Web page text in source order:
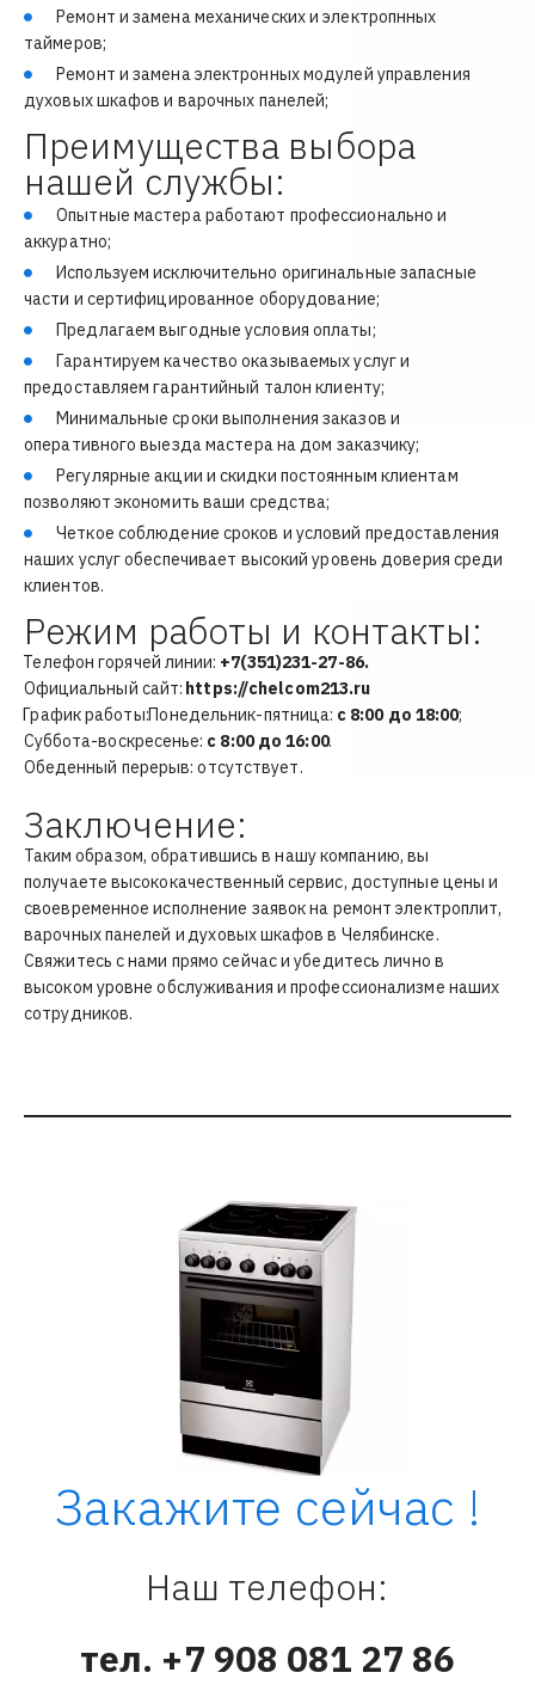
Ремонт и замена механических и электропнных
таймеров;
Ремонт и замена электронных модулей управления
духовых шкафов и варочных панелей;
Преимущества выбора
нашей службы:
Опытные мастера работают профессионально и
аккуратно;
Используем исключительно оригинальные запасные
части и сертифицированное оборудование;
Предлагаем выгодные условия оплаты;
Гарантируем качество оказываемых услуг и
предоставляем гарантийный талон клиенту;
Минимальные сроки выполнения заказов и
оперативного выезда мастера на дом заказчику;
Регулярные акции и скидки постоянным клиентам
позволяют экономить ваши средства;
Четкое соблюдение сроков и условий предоставления
наших услуг обеспечивает высокий уровень доверия среди
клиентов.
Режим работы и контакты:
Телефон горячей линии: +7(351)231-27-86.
Официальный сайт: https://chelcom213.ru
График работы:Понедельник-пятница: с 8:00 до 18:00;
Суббота-воскресенье: с 8:00 до 16:00.
Обеденный перерыв: отсутствует.
Заключение:
Таким образом, обратившись в нашу компанию, вы
получаете высококачественный сервис, доступные цены и
своевременное исполнение заявок на ремонт электроплит,
варочных панелей и духовых шкафов в Челябинске.
Свяжитесь с нами прямо сейчас и убедитесь лично в
высоком уровне обслуживания и профессионализме наших
сотрудников.
Закажите сейчас !
Наш телефон:
тел. +7 908 081 27 86